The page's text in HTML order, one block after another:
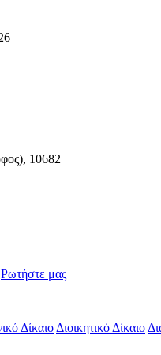
10682
Ρωτήστε μας
Δίκαιο Διοικητικό Δίκαιο